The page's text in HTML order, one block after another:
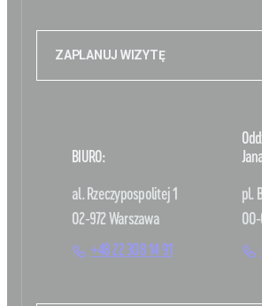
ZAPLANUJ WIZYTĘ
BIURO:
al. Rzeczypospolitej 1
02-972 Warszawa
+48 22 308 14 91
pl.
00-